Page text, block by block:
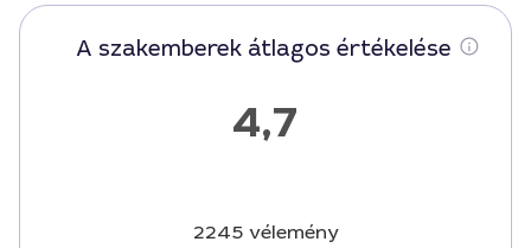
A szakemberek átlagos értékelése
4,7
2245 vélemény